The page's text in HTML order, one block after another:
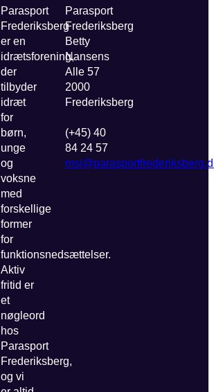
Parasport
Frederiksberg
er en
idrætsforening,
der
tilbyder
idræt
for
børn,
unge
og
voksne
med
forskellige
former
for
funktionsnedsættelser.
Aktiv
fritid er
et
nøgleord
hos
Parasport
Frederiksberg,
og vi
Parasport
Frederiksberg
Betty
Nansens
Alle 57
2000
Frederiksberg
(+45) 40
84 24 57